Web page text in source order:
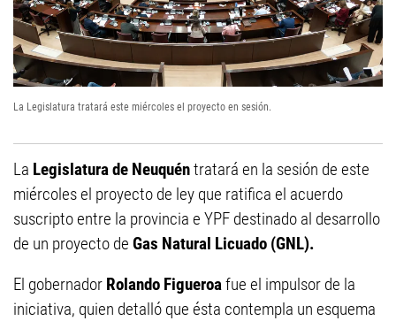
La Legislatura tratará este miércoles el proyecto en sesión.
La Legislatura de Neuquéntratará en la sesión de este
miércoles el proyecto de ley que ratifica el acuerdo
suscripto entre la provincia e YPF destinado al desarrollo
de un proyecto de Gas Natural Licuado (GNL).
El gobernador Rolando Figueroafue el impulsor de la
iniciativa, quien detalló que ésta contempla un esquema